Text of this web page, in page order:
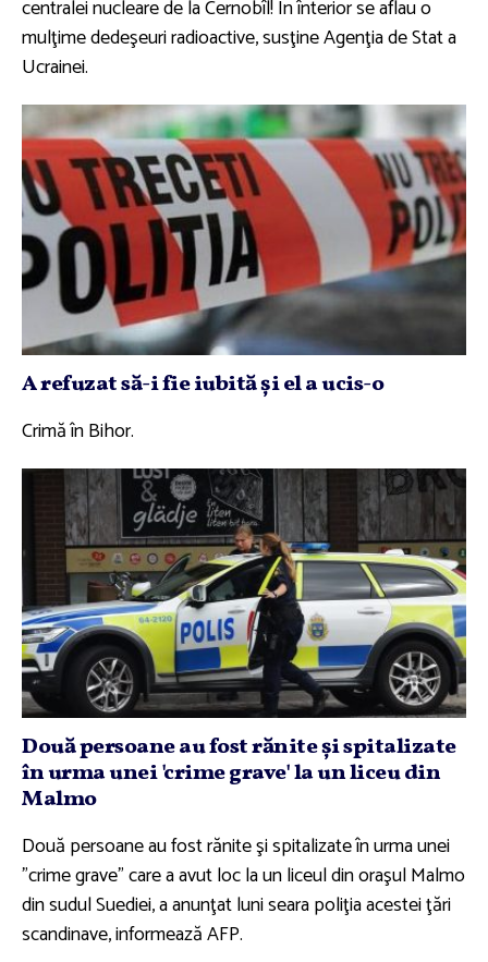
centralei nucleare de la Cernobîl! În înterior se aflau o
mulţime dedeşeuri radioactive, susţine Agenţia de Stat a
Ucrainei.
A refuzat să-i fie iubită şi el a ucis-o
Crimă în Bihor.
Două persoane au fost rănite şi spitalizate
în urma unei 'crime grave' la un liceu din
Malmo
Două persoane au fost rănite şi spitalizate în urma unei
"crime grave" care a avut loc la un liceul din oraşul Malmo
din sudul Suediei, a anunţat luni seara poliţia acestei ţări
scandinave, informează AFP.